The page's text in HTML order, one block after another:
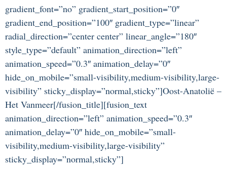
gradient_font=”no” gradient_start_position=”0″
gradient_end_position=”100″ gradient_type=”linear”
radial_direction=”center center” linear_angle=”180″
style_type=”default” animation_direction=”left”
animation_speed=”0.3″ animation_delay=”0″
hide_on_mobile=”small-visibility,medium-visibility,large-
visibility” sticky_display=”normal,sticky”]Oost-Anatolië –
Het Vanmeer[/fusion_title][fusion_text
animation_direction=”left” animation_speed=”0.3″
animation_delay=”0″ hide_on_mobile=”small-
visibility,medium-visibility,large-visibility”
sticky_display=”normal,sticky”]